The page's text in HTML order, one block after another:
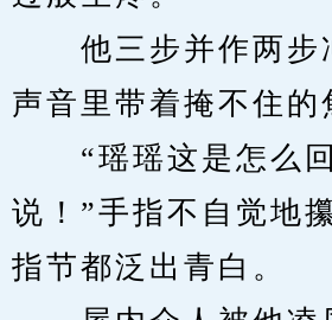
他三步并作两步
声音里带着掩不住的
“瑶瑶这是怎么回
说！”手指不自觉地
指节都泛出青白。